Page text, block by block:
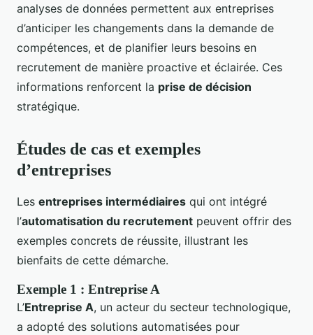
analyses de données permettent aux entreprises
d’anticiper les changements dans la demande de
compétences, et de planifier leurs besoins en
recrutement de manière proactive et éclairée. Ces
informations renforcent la prise de décision
stratégique.
Études de cas et exemples
d’entreprises
Les entreprises intermédiaires qui ont intégré
l’automatisation du recrutement peuvent offrir des
exemples concrets de réussite, illustrant les
bienfaits de cette démarche.
Exemple 1 : Entreprise A
L’Entreprise A, un acteur du secteur technologique,
a adopté des solutions automatisées pour